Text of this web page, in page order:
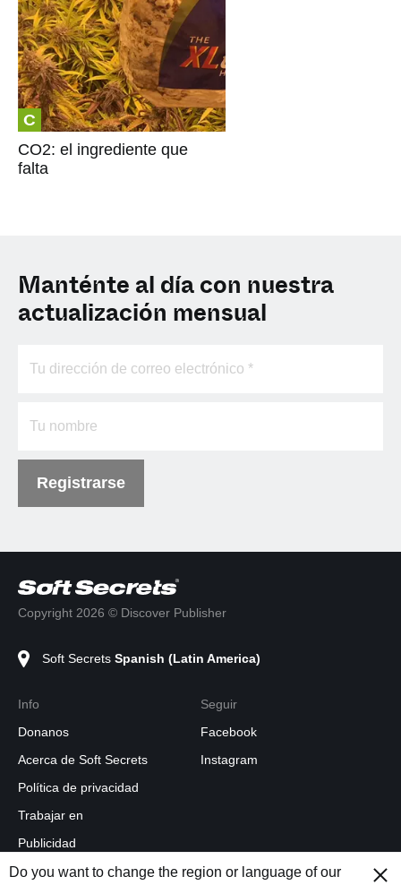
Do you want to change the region or language of our
C
CO2: el ingrediente que
falta
Manténte al día con nuestra
actualización mensual
Registrarse
Copyright 2026 © Discover Publisher
Soft Secrets Spanish (Latin America)
Info
Donanos
Acerca de Soft Secrets
Política de privacidad
Trabajar en
Publicidad
Feed RSS
Seguir
Facebook
Instagram